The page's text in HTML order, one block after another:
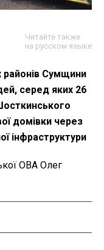
Читайте также
на русском языке
районів Сумщини
серед яких 26
домівки через
інфраструктури
ОВА Олег